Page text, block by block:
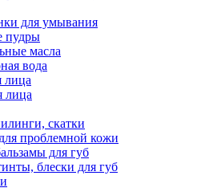
для умывания
пудры
масла
вода
лица
лица
скатки
проблемной кожи
для губ
блески для губ